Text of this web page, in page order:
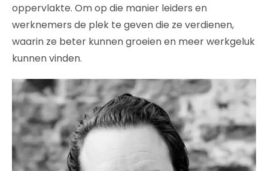
oppervlakte. Om op die manier leiders en
werknemers de plek te geven die ze verdienen,
waarin ze beter kunnen groeien en meer werkgeluk
kunnen vinden.